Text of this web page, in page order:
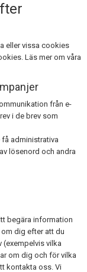
eller vissa cookies
Läs mer om våra
från e-
i de brev som
administrativa
lösenord och andra
begära information
dig efter att du
vilka
om dig och för vilka
kontakta oss. Vi